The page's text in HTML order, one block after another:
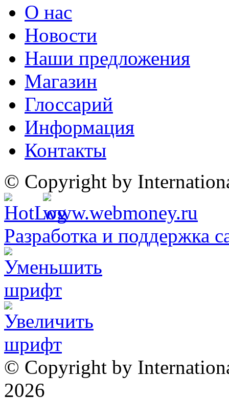
О нас
Новости
Наши предложения
Магазин
Глоссарий
Информация
Контакты
© Copyright by
Разработка и поддержка
© Copyright by
2026